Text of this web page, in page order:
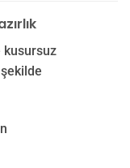
kusursuz